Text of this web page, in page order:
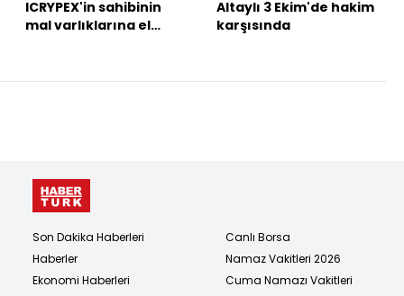
ICRYPEX'in sahibinin
mal varlıklarına el
Altaylı 3 Ekim'de hakim
karşısında
Son Dakika Haberleri
Haberler
Ekonomi Haberleri
Canlı Borsa
Namaz Vakitleri 2026
Cuma Namazı Vakitleri